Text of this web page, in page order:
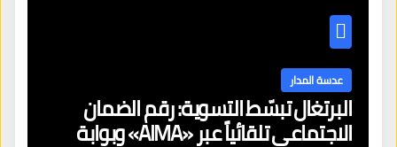
عدسة المدار
البرتغال تبسّط التسوية: رقم الضمان
الاجتماعي تلقائياً عبر «AIMA» وبوابة